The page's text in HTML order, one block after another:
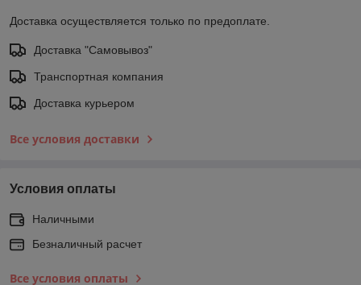
Доставка осуществляется только по предоплате.
Доставка "Самовывоз"
Транспортная компания
Доставка курьером
Все условия доставки
Условия оплаты
Наличными
Безналичный расчет
Все условия оплаты